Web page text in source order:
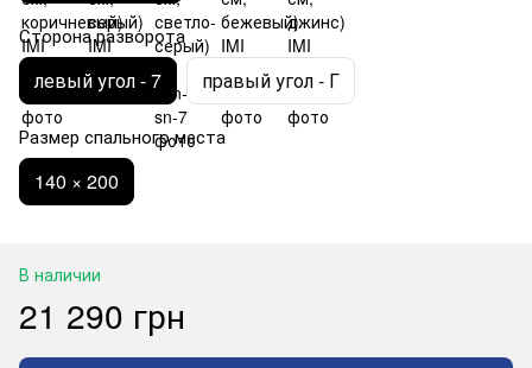
Сторона разворота
левый угол - 7 правый угол - Г
Размер спального места
140 × 200
В наличии
21 290 грн